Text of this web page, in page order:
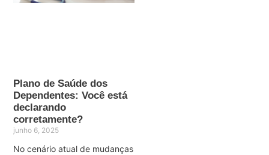
Plano de Saúde dos
Dependentes: Você está
declarando
corretamente?
junho 6, 2025
No cenário atual de mudanças